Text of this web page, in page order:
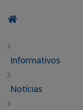
Informativos
Notícias